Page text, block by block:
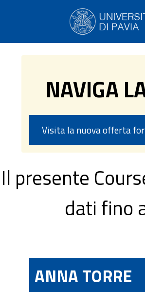
NAVIGA
Visita la nuova offerta
Il presente
dati fino
ANNA TORRE